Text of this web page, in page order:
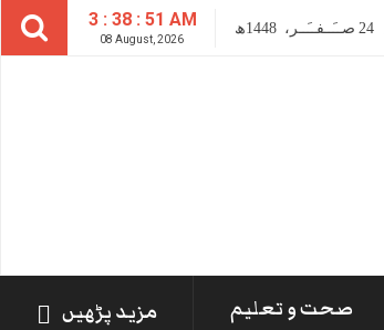
3 : 38 : 52 AM
08 August, 2026
24 صــَــفــَــر، 1448ھ
صحت و تعلیم مزید پڑھیں